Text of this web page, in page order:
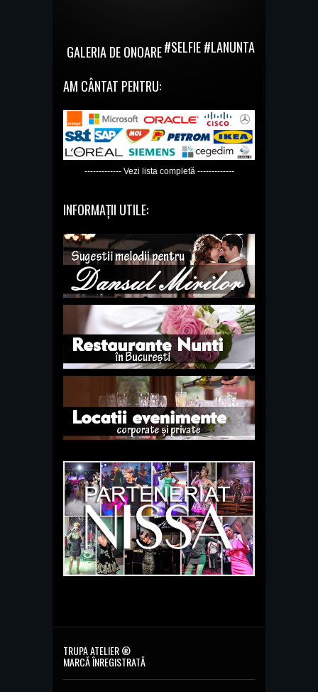
GALERIA DE ONOARE#SELFIE #LANUNTA
AM CÂNTAT PENTRU:
------------- Vezi lista completă -------------
INFORMAȚII UTILE:
TRUPA ATELIER ®
MARCĂ ÎNREGISTRATĂ